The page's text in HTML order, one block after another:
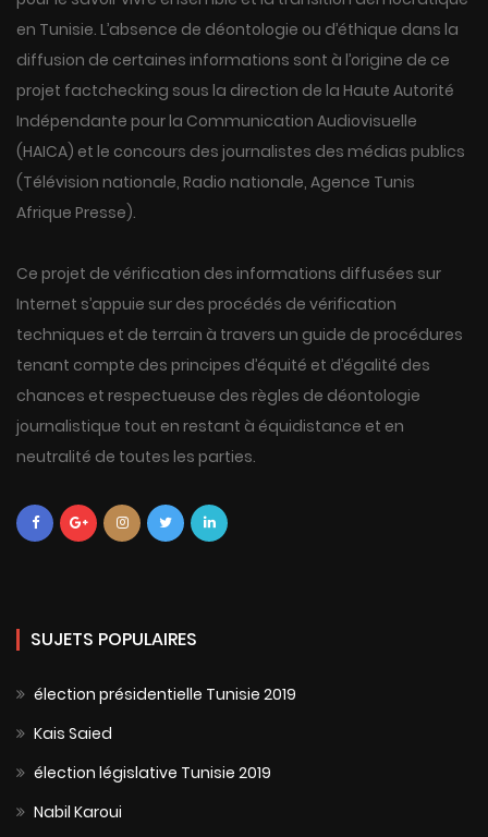
en Tunisie. L’absence de déontologie ou d’éthique dans la
diffusion de certaines informations sont à l’origine de ce
projet factchecking sous la direction de la Haute Autorité
Indépendante pour la Communication Audiovisuelle
(HAICA) et le concours des journalistes des médias publics
(Télévision nationale, Radio nationale, Agence Tunis
Afrique Presse).
Ce projet de vérification des informations diffusées sur
Internet s’appuie sur des procédés de vérification
techniques et de terrain à travers un guide de procédures
tenant compte des principes d’équité et d’égalité des
chances et respectueuse des règles de déontologie
journalistique tout en restant à équidistance et en
neutralité de toutes les parties.
SUJETS POPULAIRES
élection présidentielle Tunisie 2019
Kais Saied
élection législative Tunisie 2019
Nabil Karoui